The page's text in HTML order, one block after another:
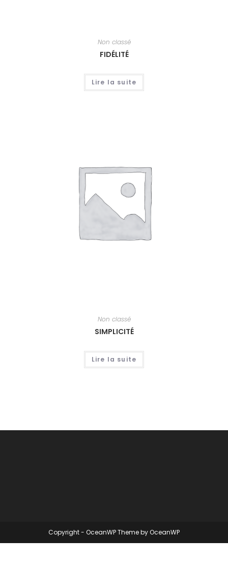
Non classé
FIDÉLITÉ
Lire la suite
Non classé
SIMPLICITÉ
Lire la suite
Copyright - OceanWP Theme by OceanWP